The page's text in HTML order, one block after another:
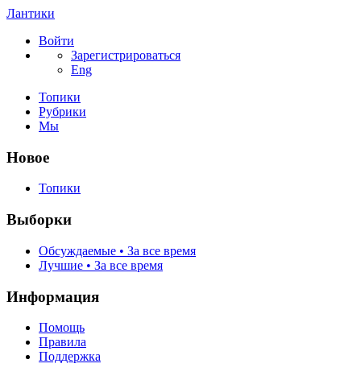
Лантики
Войти
Зарегистрироваться
Eng
Топики
Рубрики
Мы
Новое
Топики
Выборки
Обсуждаемые • За все время
Лучшие • За все время
Информация
Помощь
Правила
Поддержка